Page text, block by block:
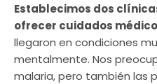
Establecimos dos
ofrecer cuidados
llegaron en condiciones
mentalmente. Nos
malaria, pero también las